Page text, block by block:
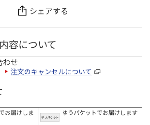
シェアする
容について
わせ
注文のキャンセルについて
お届けしま
ゆうパケットでお届けします